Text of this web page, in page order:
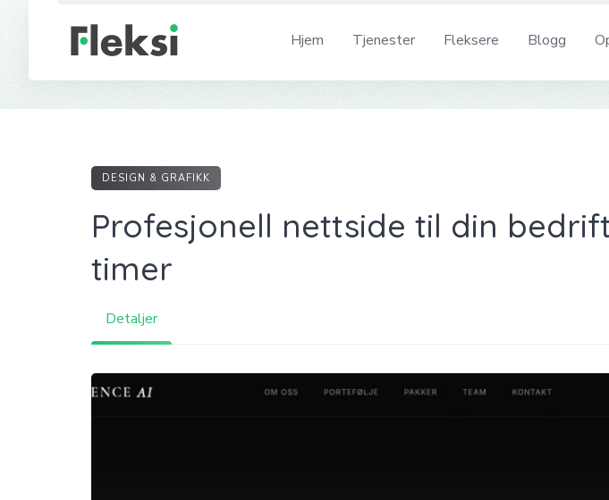
Hjem Tjenester Fleksere Blogg
DESIGN & GRAFIKK
Profesjonell nettside til din
timer
Detaljer